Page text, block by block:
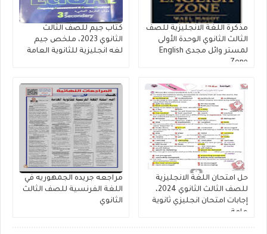
مذكرة اللغة الانجليزية للصف
الثالث الثانوي الوحدة الأولى
لمستر وائل مجدى English
Zone
كتاب جيم للصف الثالث
الثانوي 2023، ملخص جيم
لغه انجليزية للثانوية العامة
حل امتحان اللغة الانجليزية
للصف الثالث الثانوي 2024،
إجابات امتحان انجليزي ثانوية
عامة
مراجعه جريده الجمهوريه في
اللغة الفرنسية للصف الثالث
الثانوي